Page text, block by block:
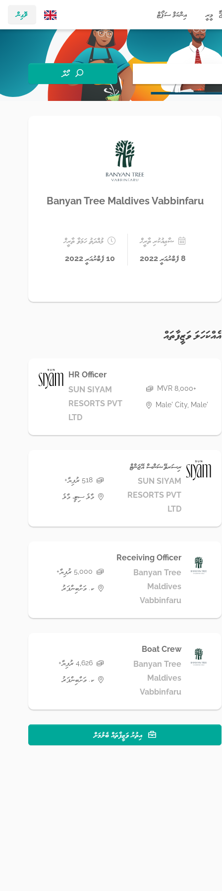
ލޮގިން މީރީ އިންކަމް ސަޕޯޓް
ހޯދާ
Banyan Tree Maldives Vabbinfaru
ޝާޢިއުކުރި ތާރީޚް
8 ފެބްރުއަރީ 2022
މުއްދަތު ހަމަވާ ތާރީޚް
10 ފެބްރުއަރީ 2022
އެއްކަހަލަ ވަޒީފާތައް
HR Officer
SUN SIYAM
RESORTS PVT
LTD
MVR 8,000+
Male' City, Male'
ރިސަރވޭޝަންސް އޭޖަންޓް
SUN SIYAM
RESORTS PVT
LTD
518 ރުފިޔާ+
މާލެ ސިޓީ، މާލެ
Receiving Officer
Banyan Tree
Maldives
Vabbinfaru
5,000 ރުފިޔާ+
ކ. ވަށްބިންފަރު
Boat Crew
Banyan Tree
Maldives
Vabbinfaru
4,626 ރުފިޔާ+
ކ. ވަށްބިންފަރު
އިތުރު ވަޒީފާތައް ބެލުމަށް